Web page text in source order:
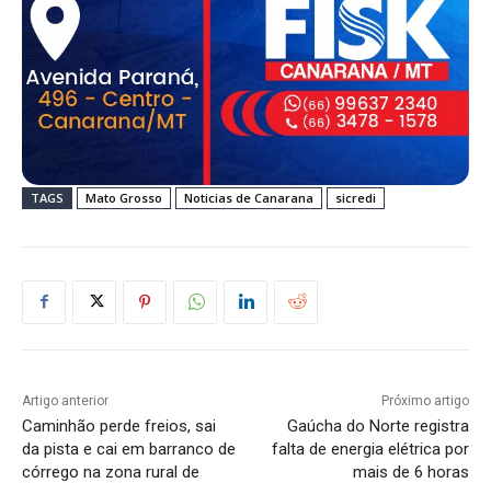
TAGS Mato Grosso Noticias de Canarana sicredi
Artigo anterior
Caminhão perde freios, sai
da pista e cai em barranco de
córrego na zona rural de
Próximo artigo
Gaúcha do Norte registra
falta de energia elétrica por
mais de 6 horas